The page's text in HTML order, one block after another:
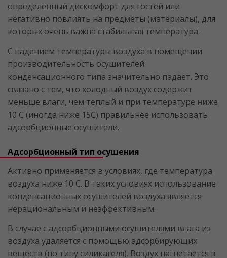
определенный дискомфорт для гостей или
негативно повлиять на предметы (материалы), для
которых очень важна стабильная температура.
С падением температуры воздуха в помещении
производительность осушителей
конденсационного типа значительно падает. Это
связано с тем, что холодный воздух содержит
меньше влаги, чем теплый и при температуре ниже
10 С (иногда ниже 15С) правильнее использовать
адсорбционные осушители.
Адсорбционный тип осушения
Активно применяется в условиях, где температура
воздуха ниже 10 С. В таких условиях использование
конденсационных осушителей воздуха является
нерациональным и неэффективным.
В случае с адсорбционными осушителями влага из
воздуха удаляется с помощью адсорбирующих
веществ (по типу силикагеля). Воздух нагнетается в